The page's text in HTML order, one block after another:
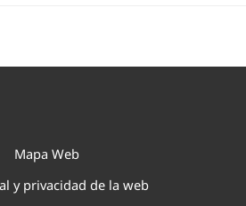
Mapa Web
y privacidad de la web